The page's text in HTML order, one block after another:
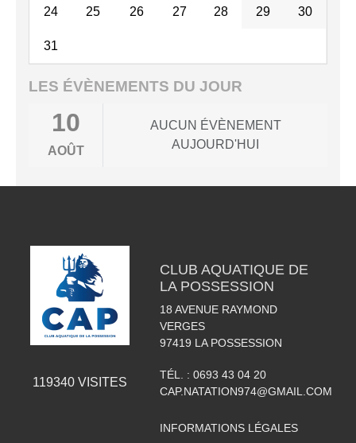
24 25 26 27 28 29 30
31
LES ÉVÈNEMENTS DU JOUR
10
AOÛT
AUCUN ÉVÈNEMENT
AUJOURD'HUI
119340VISITES
CLUB AQUATIQUE DE
LA POSSESSION
18 AVENUE RAYMOND
VERGES
97419 LA POSSESSION
TÉL. : 0693 43 04 20
CAP.NATATION974@GMAIL.COM
INFORMATIONS LÉGALES